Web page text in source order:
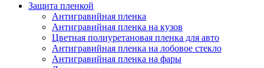
Защита пленкой
Антигравийная пленка
Антигравийная пленка на кузов
Цветная полиуретановая пленка для авто
Антигравийная пленка на лобовое стекло
Антигравийная пленка на фары